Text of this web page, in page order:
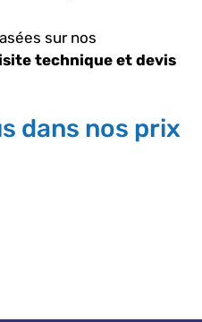
sur nos
technique et devis
dans nos prix